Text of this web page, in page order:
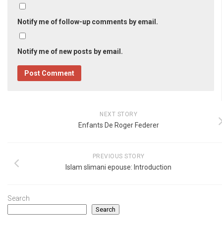
Notify me of follow-up comments by email.
Notify me of new posts by email.
NEXT STORY
Enfants De Roger Federer
PREVIOUS STORY
Islam slimani epouse: Introduction
Search
Search